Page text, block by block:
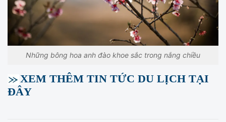
Những bông hoa anh đào khoe sắc trong nắng chiều
XEM THÊM TIN TỨC DU LỊCH TẠI
ĐÂY